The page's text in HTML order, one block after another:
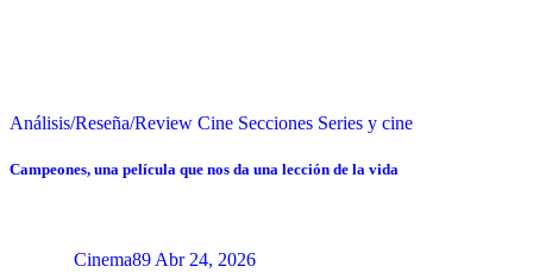
Análisis/Reseña/Review Cine Secciones Series y cine
Campeones, una película que nos da una lección de la vida
Cinema89 Abr 24, 2026